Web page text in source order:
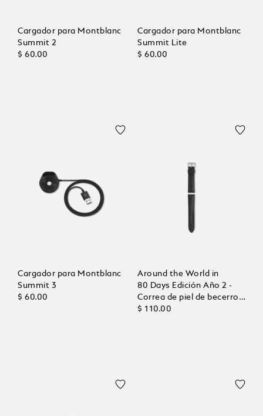
Cargador para Montblanc
Summit 2
$ 60.00
Cargador para Montblanc
Summit Lite
$ 60.00
Cargador para Montblanc
Summit 3
$ 60.00
Around the World in
80 Days Edición Año 2 -
Correa de piel de becerro
con hebilla gris
$ 110.00